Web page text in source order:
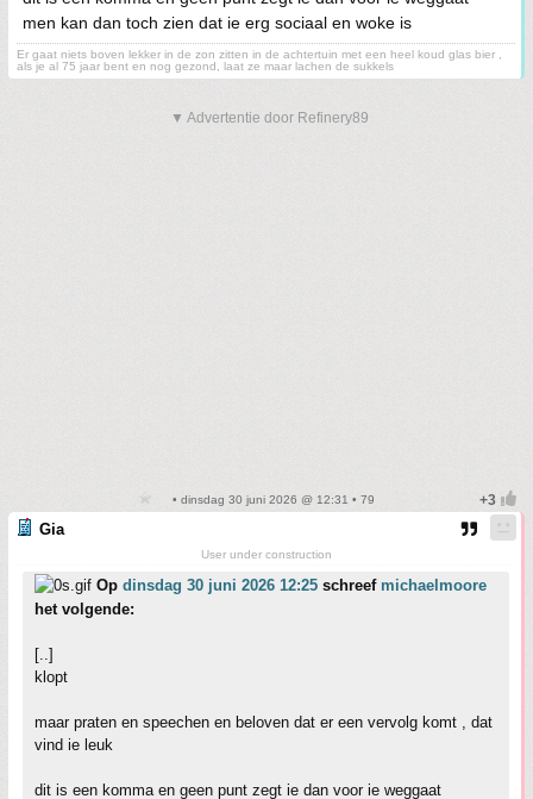
men kan dan toch zien dat ie erg sociaal en woke is
Er gaat niets boven lekker in de zon zitten in de achtertuin met een heel koud glas bier ,
als je al 75 jaar bent en nog gezond, laat ze maar lachen de sukkels
▼ Advertentie door Refinery89
• dinsdag 30 juni 2026 @ 12:31 • 79
Gia
User under construction
Op dinsdag 30 juni 2026 12:25 schreef michaelmoore
het volgende:
[..]
klopt
maar praten en speechen en beloven dat er een vervolg komt , dat
vind ie leuk
dit is een komma en geen punt zegt ie dan voor ie weggaat